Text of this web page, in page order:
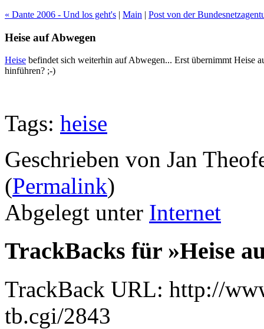
« Dante 2006 - Und los geht's | Main | Post von der
Heise auf Abwegen
Heise befindet sich weiterhin auf Abwegen... Erst übernimmt Heise
hinführen? ;-)
Tags: heise
Geschrieben von Jan
(Permalink)
Abgelegt unter Internet
TrackBacks für »Heise
TrackBack URL: http://
tb.cgi/2843